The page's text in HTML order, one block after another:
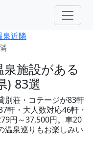
泉近隣
施設がある
) 83選
別荘・コテージが83軒
軒・大人数対応46軒・
円～37,500円。車20
温泉巡りもお楽しみい